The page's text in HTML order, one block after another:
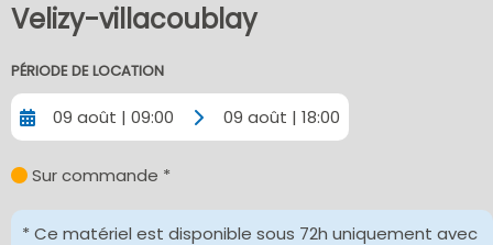
Velizy-villacoublay
PÉRIODE DE LOCATION
09 août | 09:00 09 août | 18:00
Sur commande *
* Ce matériel est disponible sous 72h uniquement avec